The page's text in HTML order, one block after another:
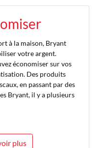
à la maison, Bryant
votre argent.
économiser sur vos
Des produits
en passant par des
Bryant, il y a plusieurs
plus